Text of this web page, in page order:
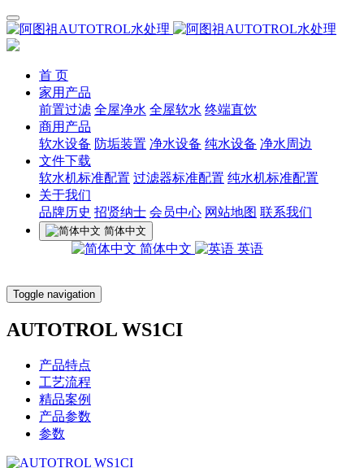
首 页
家用产品
前置过滤 全屋净水 全屋软水 终端直饮
商用产品
软水设备 防垢装置 净水设备 纯水设备 净水周边
文件下载
软水机标准配置 过滤器标准配置 纯水机标准配置
关于我们
品牌历史 招贤纳士 会员中心 网站地图 联系我们
简体中文
简体中文 英语
Toggle navigation
AUTOTROL WS1CI
产品特点
工艺流程
精品案例
产品参数
参数